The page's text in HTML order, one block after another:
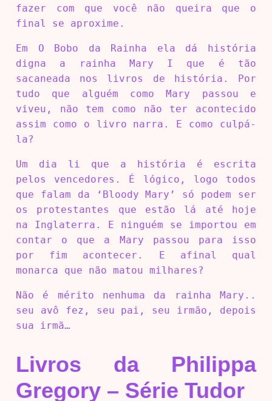
fazer com que você não queira que o
final se aproxime.
Em O Bobo da Rainha ela dá história
digna a rainha Mary I que é tão
sacaneada nos livros de história. Por
tudo que alguém como Mary passou e
viveu, não tem como não ter acontecido
assim como o livro narra. E como culpá-
la?
Um dia li que a história é escrita
pelos vencedores. É lógico, logo todos
que falam da ‘Bloody Mary’ só podem ser
os protestantes que estão lá até hoje
na Inglaterra. E ninguém se importou em
contar o que a Mary passou para isso
por fim acontecer. E afinal qual
monarca que não matou milhares?
Não é mérito nenhuma da rainha Mary..
seu avô fez, seu pai, seu irmão, depois
sua irmã…
Livros da Philippa
Gregory – Série Tudor